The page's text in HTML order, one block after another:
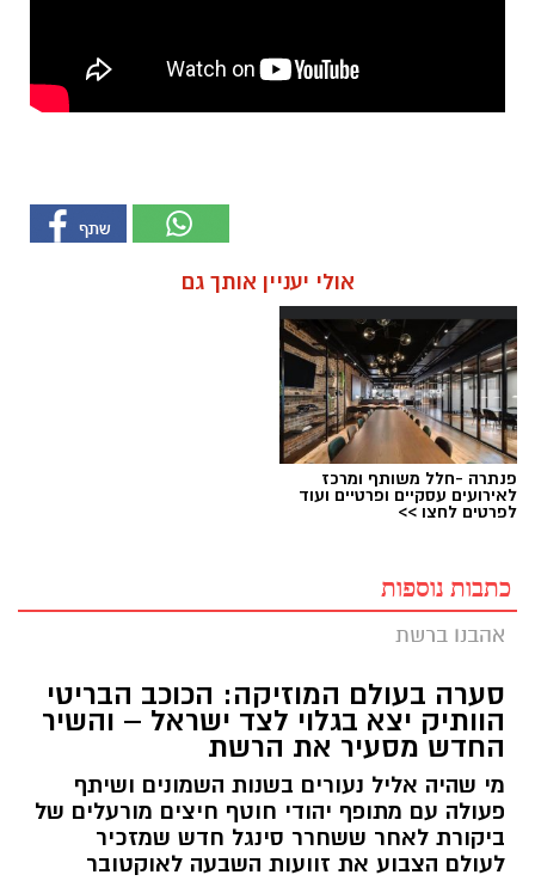
אולי יעניין אותך גם
פנתרה -חלל משותף ומרכז
לאירועים עסקיים ופרטיים ועוד
לפרטים לחצו >>
כתבות נוספות
אהבנו ברשת
סערה בעולם המוזיקה: הכוכב הבריטי
הוותיק יצא בגלוי לצד ישראל – והשיר
החדש מסעיר את הרשת
מי שהיה אליל נעורים בשנות השמונים ושיתף
פעולה עם מתופף יהודי חוטף חיצים מורעלים של
ביקורת לאחר ששחרר סינגל חדש שמזכיר
לעולם הצבוע את זוועות השבעה לאוקטובר